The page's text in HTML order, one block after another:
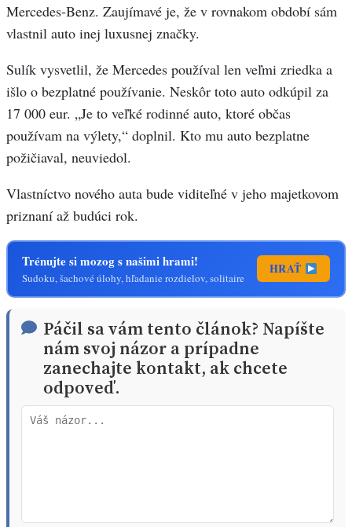
Mercedes-Benz. Zaujímavé je, že v rovnakom období sám
vlastnil auto inej luxusnej značky.
Sulík vysvetlil, že Mercedes používal len veľmi zriedka a
išlo o bezplatné používanie. Neskôr toto auto odkúpil za
17 000 eur. „Je to veľké rodinné auto, ktoré občas
používam na výlety,“ doplnil. Kto mu auto bezplatne
požičiaval, neuviedol.
Vlastníctvo nového auta bude viditeľné v jeho majetkovom
priznaní až budúci rok.
Trénujte si mozog s našimi hrami!
Sudoku, šachové úlohy, hľadanie rozdielov, solitaire
HRAŤ
Páčil sa vám tento článok? Napíšte
nám svoj názor a prípadne
zanechajte kontakt, ak chcete
odpoveď.